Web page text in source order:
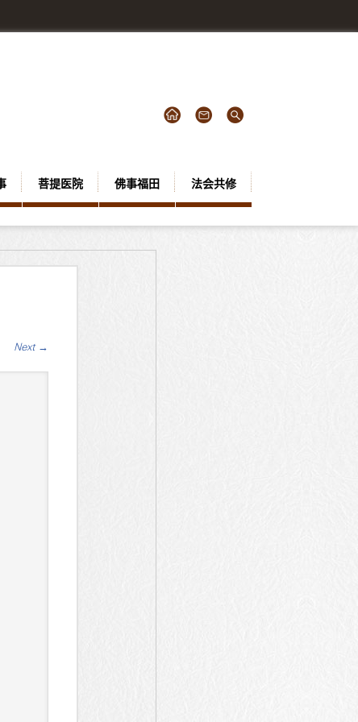
菩提医院 佛事福田 法会共修
Next →